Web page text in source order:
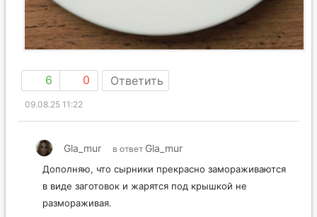
6 0 Ответить
09.08.25 11:22
Gla_mur в ответ Gla_mur
Дополняю, что сырники прекрасно замораживаются
в виде заготовок и жарятся под крышкой не
размораживая.